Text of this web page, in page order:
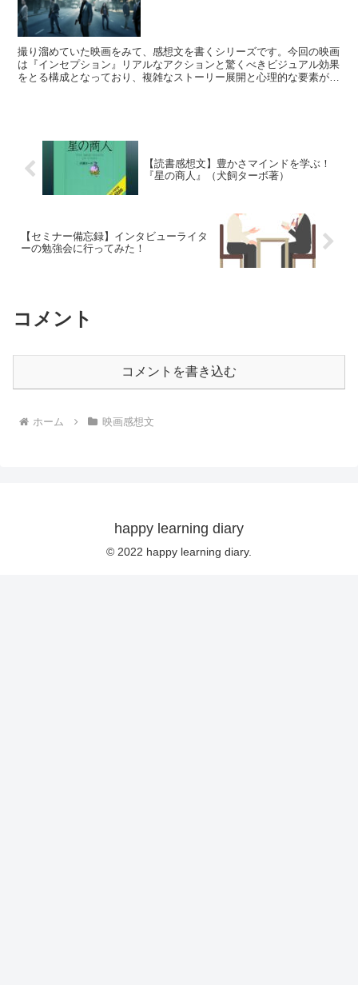
撮り溜めていた映画をみて、感想文を書くシリーズです。今回の映画
は『インセプション』リアルなアクションと驚くべきビジュアル効果
をとる構成となっており、複雑なストーリー展開と心理的な要素が組
【読書感想文】豊かさマインドを学ぶ！
『星の商人』（犬飼ターボ著）
【セミナー備忘録】インタビューライタ
ーの勉強会に行ってみた！
コメント
コメントを書き込む
ホーム 映画感想文
happy learning diary
© 2022 happy learning diary.